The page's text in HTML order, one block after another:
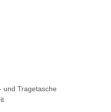
und Tragetasche